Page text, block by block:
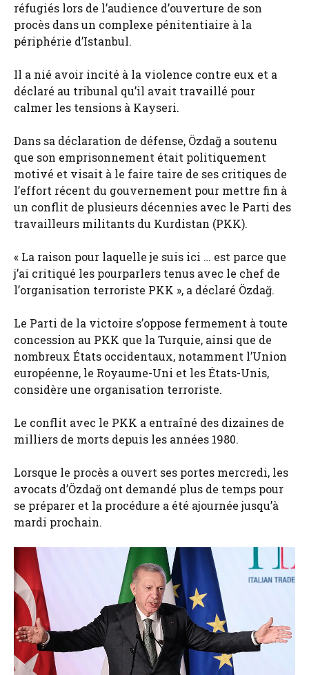
réfugiés lors de l’audience d’ouverture de son
procès dans un complexe pénitentiaire à la
périphérie d’Istanbul.
Il a nié avoir incité à la violence contre eux et a
déclaré au tribunal qu’il avait travaillé pour
calmer les tensions à Kayseri.
Dans sa déclaration de défense, Özdağ a soutenu
que son emprisonnement était politiquement
motivé et visait à le faire taire de ses critiques de
l’effort récent du gouvernement pour mettre fin à
un conflit de plusieurs décennies avec le Parti des
travailleurs militants du Kurdistan (PKK).
« La raison pour laquelle je suis ici … est parce que
j’ai critiqué les pourparlers tenus avec le chef de
l’organisation terroriste PKK », a déclaré Özdağ.
Le Parti de la victoire s’oppose fermement à toute
concession au PKK que la Turquie, ainsi que de
nombreux États occidentaux, notamment l’Union
européenne, le Royaume-Uni et les États-Unis,
considère une organisation terroriste.
Le conflit avec le PKK a entraîné des dizaines de
milliers de morts depuis les années 1980.
Lorsque le procès a ouvert ses portes mercredi, les
avocats d’Özdağ ont demandé plus de temps pour
se préparer et la procédure a été ajournée jusqu’à
mardi prochain.